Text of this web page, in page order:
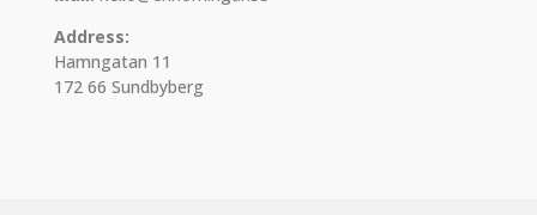
Address:
Hamngatan 11
172 66 Sundbyberg